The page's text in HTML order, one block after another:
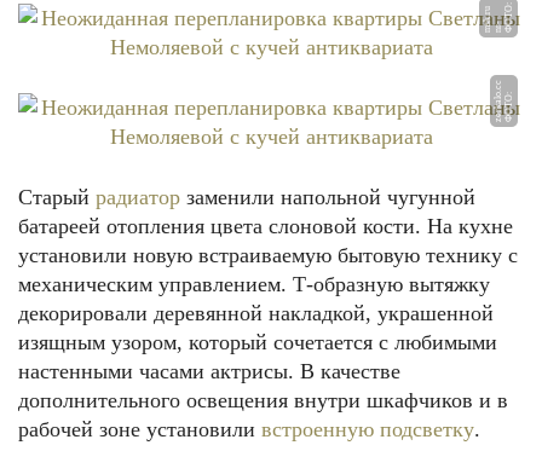
Ф
ОТ
О:
n
r
-m
sk.
r
u
Ф
О
Т
О:
z
e
r
k
al
o.
c
c
Старый радиатор заменили напольной чугунной
батареей отопления цвета слоновой кости. На кухне
установили новую встраиваемую бытовую технику с
механическим управлением. Т-образную вытяжку
декорировали деревянной накладкой, украшенной
изящным узором, который сочетается с любимыми
настенными часами актрисы. В качестве
дополнительного освещения внутри шкафчиков и в
рабочей зоне установили встроенную подсветку.